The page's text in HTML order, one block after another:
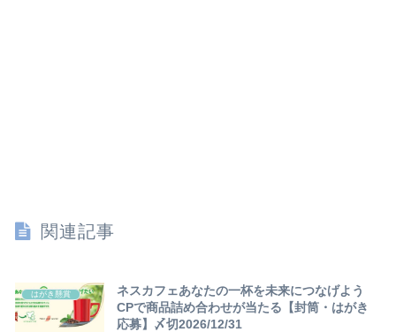
関連記事
はがき懸賞
ネスカフェあなたの一杯を未来につなげよう
CPで商品詰め合わせが当たる【封筒・はがき
応募】〆切2026/12/31